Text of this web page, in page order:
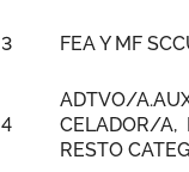
3 FEA Y MF
4
ADTVO/
CELADOR/A,
RESTO CATEG